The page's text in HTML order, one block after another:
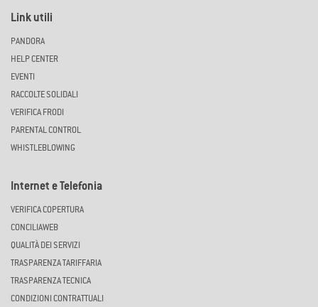
Link utili
PANDORA
HELP CENTER
EVENTI
RACCOLTE SOLIDALI
VERIFICA FRODI
PARENTAL CONTROL
WHISTLEBLOWING
Internet e Telefonia
VERIFICA COPERTURA
CONCILIAWEB
QUALITÀ DEI SERVIZI
TRASPARENZA TARIFFARIA
TRASPARENZA TECNICA
CONDIZIONI CONTRATTUALI